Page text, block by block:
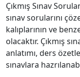
Çıkmış Sınav
sınav sorularını
kalıplarının ve
olacaktır. Çıkmış
anlatımı, ders
sınavlara